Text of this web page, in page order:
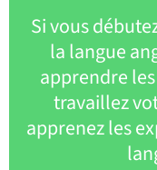
Si vous
la langue
apprendre
travaillez
apprenez les